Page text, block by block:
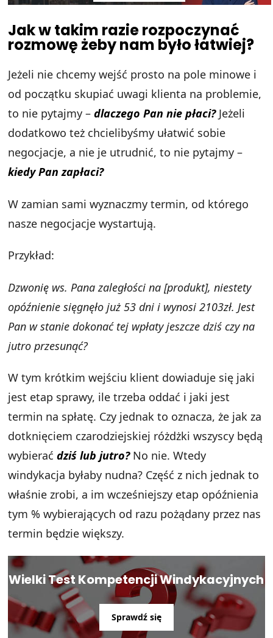
Jak w takim razie rozpoczynać
rozmowę żeby nam było łatwiej?
Jeżeli nie chcemy wejść prosto na pole minowe i
od początku skupiać uwagi klienta na problemie,
to nie pytajmy –dlaczego Pan nie płaci?Jeżeli
dodatkowo też chcielibyśmy ułatwić sobie
negocjacje, a nie je utrudnić, to nie pytajmy –
kiedy Pan zapłaci?
W zamian sami wyznaczmy termin, od którego
nasze negocjacje wystartują.
Przykład:
Dzwonię ws. Pana zaległości na [produkt], niestety
opóźnienie sięgnęło już 53 dni i wynosi 2103zł. Jest
Pan w stanie dokonać tej wpłaty jeszcze dziś czy na
jutro przesunąć?
W tym krótkim wejściu klient dowiaduje się jaki
jest etap sprawy, ile trzeba oddać i jaki jest
termin na spłatę. Czy jednak to oznacza, że jak za
dotknięciem czarodziejskiej różdżki wszyscy będą
wybieraćdziś lub jutro?No nie. Wtedy
windykacja byłaby nudna? Część z nich jednak to
właśnie zrobi, a im wcześniejszy etap opóźnienia
tym % wybierających od razu pożądany przez nas
termin będzie większy.
Wielki Test Kompetencji Windykacyjnych
Sprawdź się